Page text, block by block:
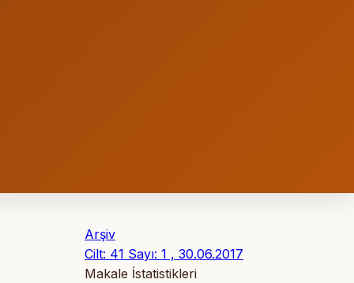
Arşiv
Cilt: 41 Sayı: 1 , 30.06.2017
Makale İstatistikleri